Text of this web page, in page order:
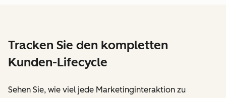
Tracken Sie den kompletten
Kunden-Lifecycle
Sehen Sie, wie viel jede Marketinginteraktion zu